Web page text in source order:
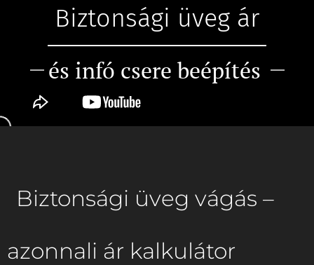
Biztonsági üveg ár
és infó csere beépítés
Biztonsági üveg vágás –
azonnali ár kalkulátor